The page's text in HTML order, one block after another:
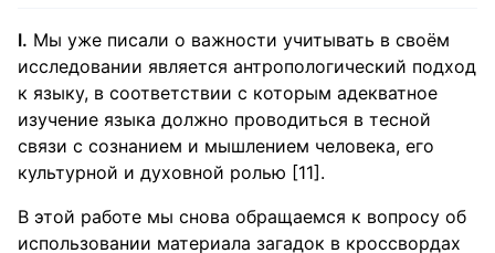
I. Мы уже писали о важности учитывать в своём
исследовании является антропологический подход
к языку, в соответствии с которым адекватное
изучение языка должно проводиться в тесной
связи с сознанием и мышлением человека, его
культурной и духовной ролью [11].
В этой работе мы снова обращаемся к вопросу об
использовании материала загадок в кроссвордах